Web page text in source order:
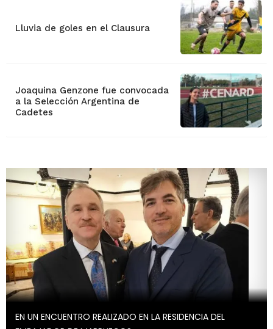
Lluvia de goles en el Clausura
Joaquina Genzone fue convocada
a la Selección Argentina de
Cadetes
EN UN ENCUENTRO REALIZADO EN LA RESIDENCIA DEL